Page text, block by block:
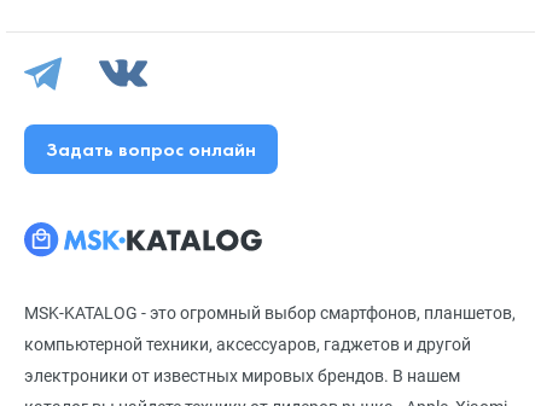
MSK-KATALOG - это огромный выбор смартфонов, планшетов,
компьютерной техники, аксессуаров, гаджетов и другой
электроники от известных мировых брендов. В нашем
Задать вопрос онлайн